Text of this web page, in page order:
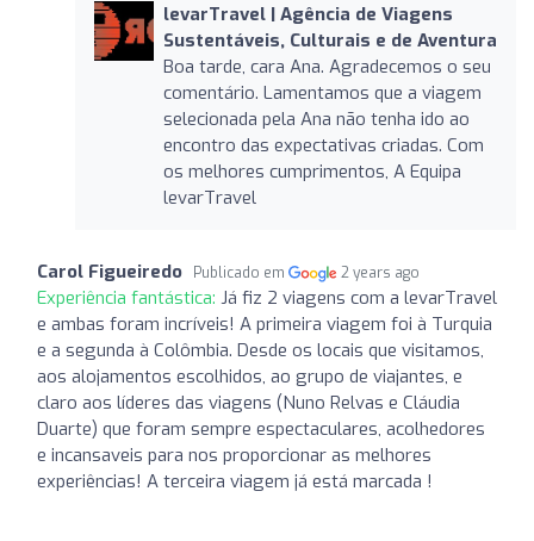
levarTravel | Agência de Viagens
Sustentáveis, Culturais e de Aventura
Boa tarde, cara Ana. Agradecemos o seu
comentário. Lamentamos que a viagem
selecionada pela Ana não tenha ido ao
encontro das expectativas criadas. Com
os melhores cumprimentos, A Equipa
levarTravel
Carol Figueiredo Publicado em 2 years ago
Experiência fantástica: Já fiz 2 viagens com a levarTravel
e ambas foram incríveis! A primeira viagem foi à Turquia
e a segunda à Colômbia. Desde os locais que visitamos,
aos alojamentos escolhidos, ao grupo de viajantes, e
claro aos líderes das viagens (Nuno Relvas e Cláudia
Duarte) que foram sempre espectaculares, acolhedores
e incansaveis para nos proporcionar as melhores
experiências! A terceira viagem já está marcada !